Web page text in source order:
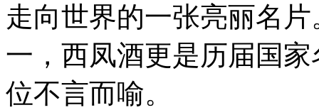
走向世界的一张亮丽名
一，西凤酒更是历届国
位不言而喻。